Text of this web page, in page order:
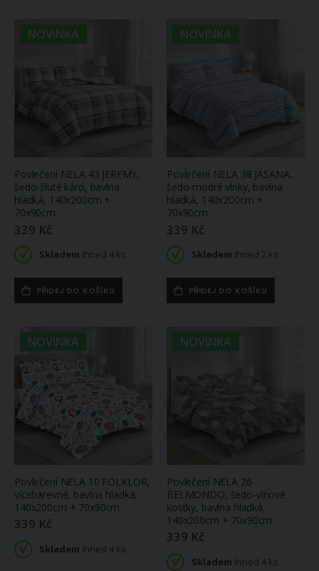
NOVINKA
Povlečení NELA 43 JEREMY,
šedo-žluté káro, bavlna
hladká, 140x200cm +
70x90cm
339 Kč
Skladem ihned 4 ks
PŘIDEJ DO KOŠÍKU
NOVINKA
Povlečení NELA 38 JASANA,
šedo-modré vlnky, bavlna
hladká, 140x200cm +
70x90cm
339 Kč
Skladem ihned 2 ks
PŘIDEJ DO KOŠÍKU
NOVINKA
Povlečení NELA 10 FOLKLOR,
vícebarevné, bavlna hladká,
140x200cm + 70x90cm
339 Kč
Skladem ihned 4 ks
NOVINKA
Povlečení NELA 26
BELMONDO, šedo-vínové
kostky, bavlna hladká,
140x200cm + 70x90cm
339 Kč
Skladem ihned 4 ks